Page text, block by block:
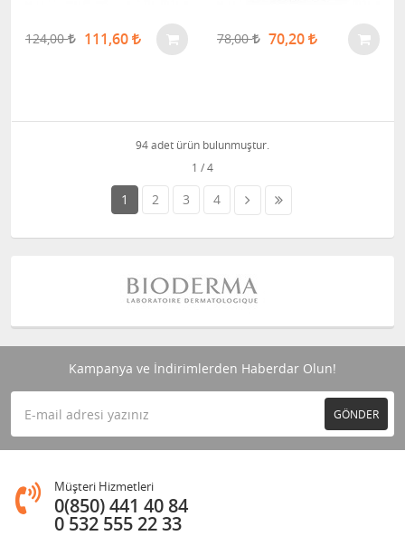
124,00 111,60 78,00 70,20
94 adet ürün bulunmuştur.
1 2 3 4
Kampanya ve İndirimlerden Haberdar Olun!
GÖNDER
Müşteri Hizmetleri
0(850) 441 40 84
0 532 555 22 33